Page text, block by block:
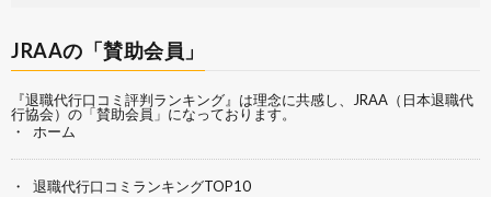
JRAAの「賛助会員」
『退職代行口コミ評判ランキング』は理念に共感し、 JRAA（日本退職代
行協会） の「賛助会員」になっております。
ホーム
退職代行口コミランキングTOP10